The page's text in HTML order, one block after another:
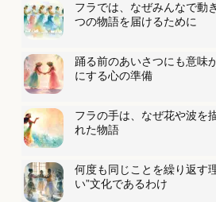
フラでは、なぜみんなで動
つの物語を届けるために
踊る前のあいさつにも意味
にする心の準備
フラの手は、なぜ花や波を
れた物語
何度も同じことを繰り返す
い”文化であるわけ